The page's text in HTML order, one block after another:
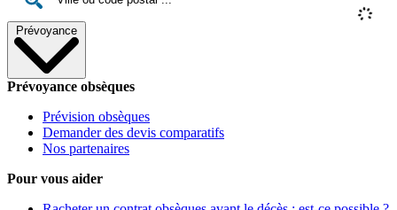
Prévoyance
Prévoyance obsèques
Prévision obsèques
Demander des devis comparatifs
Nos partenaires
Pour vous aider